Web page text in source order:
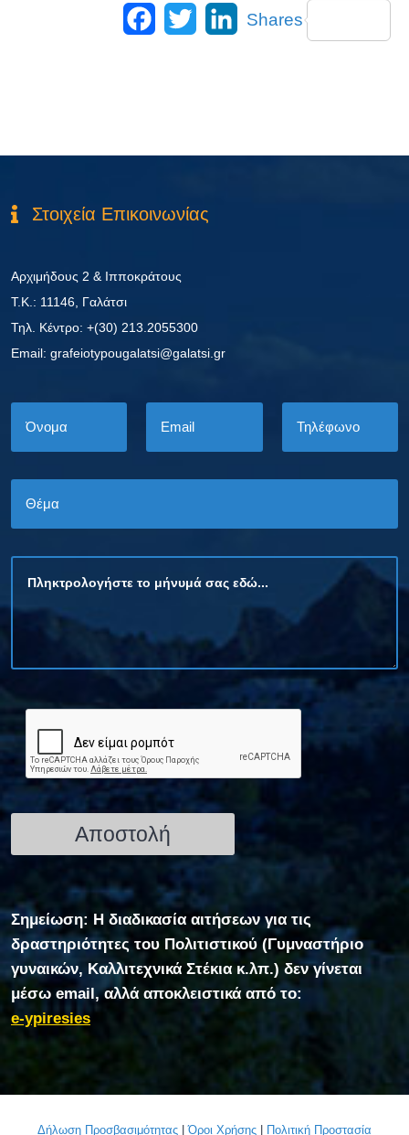
Facebook
Twitter LinkedIn
Shares
Στοιχεία Επικοινωνίας
Αρχιμήδους 2 & Ιπποκράτους
Τ.Κ.: 11146, Γαλάτσι
Τηλ. Κέντρο: +(30) 213.2055300
Εmail: grafeiotypougalatsi@galatsi.gr
Σημείωση: Η διαδικασία αιτήσεων για τις
δραστηριότητες του Πολιτιστικού (Γυμναστήριο
γυναικών, Καλλιτεχνικά Στέκια κ.λπ.) δεν γίνεται
μέσω email, αλλά αποκλειστικά από το:
e-ypiresies
Δήλωση Προσβασιμότητας |Όροι Χρήσης Πολιτική Προστασία